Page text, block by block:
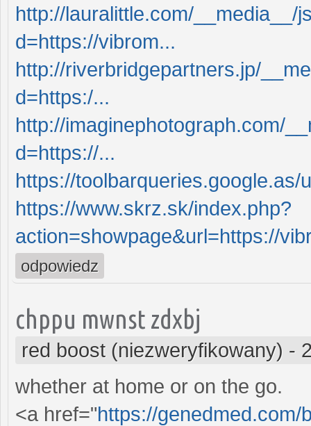
http://lauralittle.com/__media__/
d=https://vibrom...
http://riverbridgepartners.jp/
d=https:/...
http://imaginephotograph.com/
d=https://...
https://
https://www.skrz.sk/index.php?
action=showpage&url=https://
odpowiedz
chppu mwnst zdxbj
red boost (niezweryfikowany) -
whether at home or on the go.
<a href="https://genedmed.com/